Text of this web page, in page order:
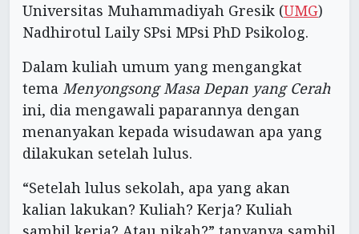
Universitas Muhammadiyah Gresik (UMG)
Nadhirotul Laily SPsi MPsi PhD Psikolog.
Dalam kuliah umum yang mengangkat
tema Menyongsong Masa Depan yang Cerah
ini, dia mengawali paparannya dengan
menanyakan kepada wisudawan apa yang
dilakukan setelah lulus.
“Setelah lulus sekolah, apa yang akan
kalian lakukan? Kuliah? Kerja? Kuliah